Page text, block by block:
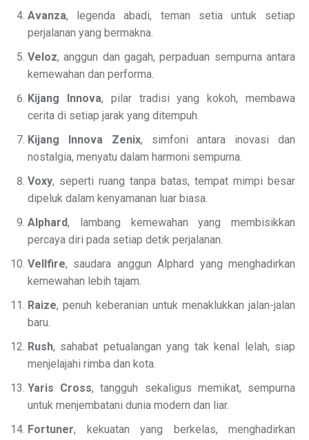
Avanza, legenda abadi, teman setia untuk setiap
perjalanan yang bermakna.
Veloz, anggun dan gagah, perpaduan sempurna antara
kemewahan dan performa.
Kijang Innova, pilar tradisi yang kokoh, membawa
cerita di setiap jarak yang ditempuh.
Kijang Innova Zenix, simfoni antara inovasi dan
nostalgia, menyatu dalam harmoni sempurna.
Voxy, seperti ruang tanpa batas, tempat mimpi besar
dipeluk dalam kenyamanan luar biasa.
Alphard, lambang kemewahan yang membisikkan
percaya diri pada setiap detik perjalanan.
Vellfire, saudara anggun Alphard yang menghadirkan
kemewahan lebih tajam.
Raize, penuh keberanian untuk menaklukkan jalan-jalan
baru.
Rush, sahabat petualangan yang tak kenal lelah, siap
menjelajahi rimba dan kota.
Yaris Cross, tangguh sekaligus memikat, sempurna
untuk menjembatani dunia modern dan liar.
Fortuner, kekuatan yang berkelas, menghadirkan